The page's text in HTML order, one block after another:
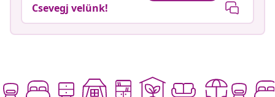
Csevegj velünk!